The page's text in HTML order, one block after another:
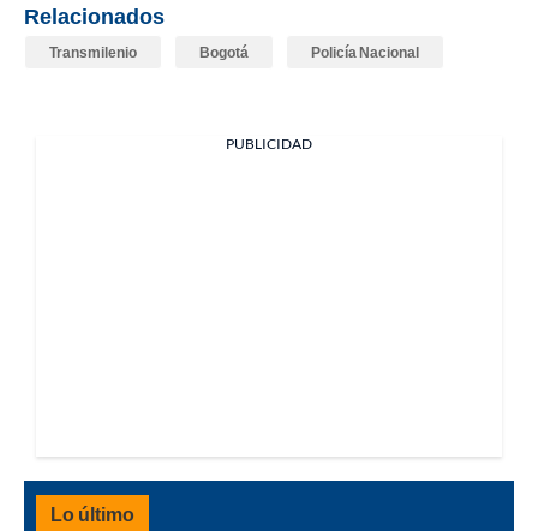
Relacionados
Transmilenio Bogotá Policía Nacional
PUBLICIDAD
Lo último